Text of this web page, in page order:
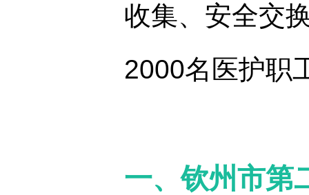
收集、安全交
2000名医护职
一、钦州市第